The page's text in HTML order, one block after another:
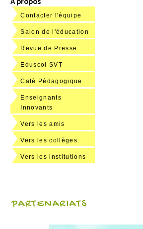
Contacter l'équipe
Salon de l'éducation
Revue de Presse
Eduscol SVT
Café Pédagogique
Enseignants
Innovants
Vers les amis
Vers les collèges
Vers les institutions
PARTENARIATS